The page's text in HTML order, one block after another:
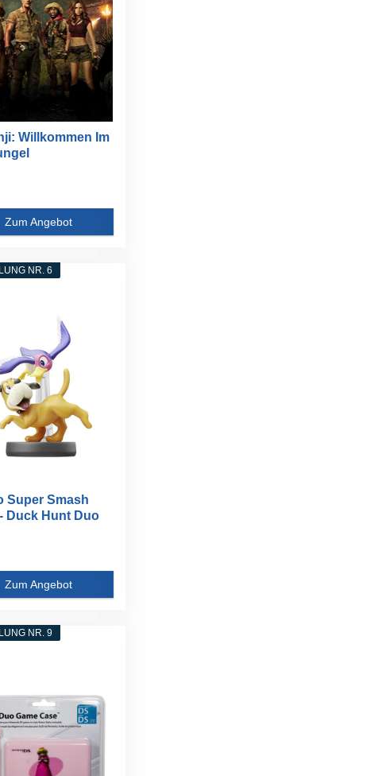
Willkommen Im
Zum Angebot
NR. 6
Super Smash
Duck Hunt Duo
Zum Angebot
NR. 9